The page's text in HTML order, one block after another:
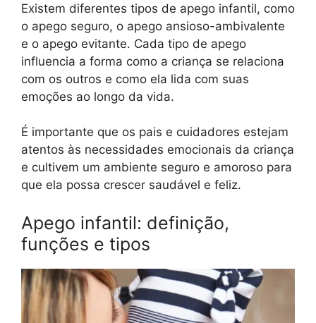
Existem diferentes tipos de apego infantil, como
o apego seguro, o apego ansioso-ambivalente
e o apego evitante. Cada tipo de apego
influencia a forma como a criança se relaciona
com os outros e como ela lida com suas
emoções ao longo da vida.
É importante que os pais e cuidadores estejam
atentos às necessidades emocionais da criança
e cultivem um ambiente seguro e amoroso para
que ela possa crescer saudável e feliz.
Apego infantil: definição,
funções e tipos